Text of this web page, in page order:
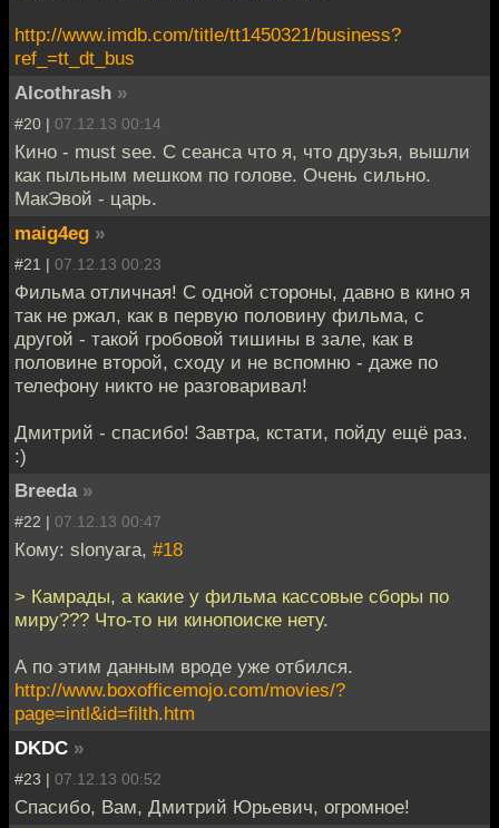
http://www.imdb.com/title/tt1450321/business?
ref_=tt_dt_bus
Alcothrash »
#20 | 07.12.13 00:14
Кино - must see. С сеанса что я, что друзья, вышли
как пыльным мешком по голове. Очень сильно.
МакЭвой - царь.
maig4eg »
#21 | 07.12.13 00:23
Фильма отличная! С одной стороны, давно в кино я
так не ржал, как в первую половину фильма, с
другой - такой гробовой тишины в зале, как в
половине второй, сходу и не вспомню - даже по
телефону никто не разговаривал!
Дмитрий - спасибо! Завтра, кстати, пойду ещё раз.
:)
Breeda »
#22 | 07.12.13 00:47
Кому: slonyara, #18
> Камрады, а какие у фильма кассовые сборы по
миру??? Что-то ни кинопоиске нету.
А по этим данным вроде уже отбился.
http://www.boxofficemojo.com/movies/?
page=intl&id=filth.htm
DKDC »
#23 | 07.12.13 00:52
Спасибо, Вам, Дмитрий Юрьевич, огромное!